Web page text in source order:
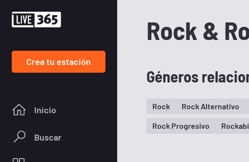
Crea tu estación
Inicio
Buscar
Rock &
Géneros
Rock Rock Alternativo
Rock Progresivo